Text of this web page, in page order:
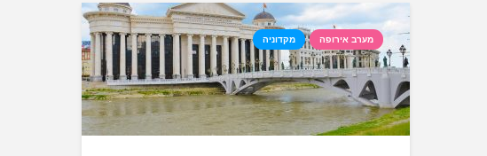
מערב אירופה מקדוניה